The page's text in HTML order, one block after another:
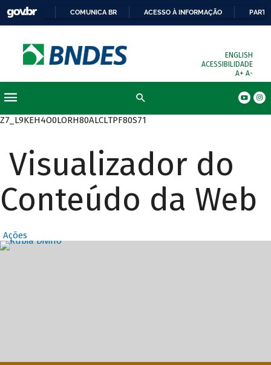
COMUNICA BR ACESSO À INFORMAÇÃO
ENGLISH
ACESSIBILIDADE
A+ A-
Z7_L9KEH4O0LORH80ALCLTPF80S71
Visualizador do
Conteúdo da Web
Ações
Destaques